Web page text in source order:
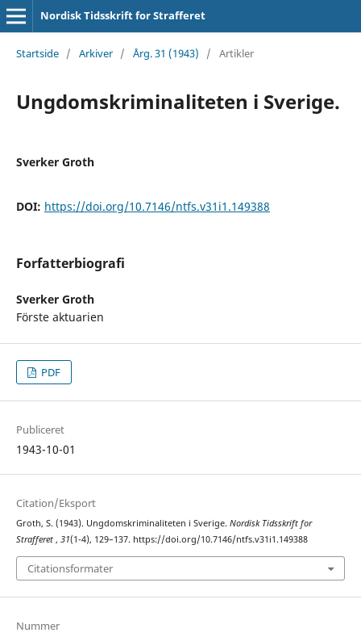
Nordisk Tidsskrift for Strafferet
Startside / Arkiver / Årg. 31 (1943) / Artikler
Ungdomskriminaliteten i Sverige.
Sverker Groth
DOI: https://doi.org/10.7146/ntfs.v31i1.149388
Forfatterbiografi
Sverker Groth
Förste aktuarien
PDF
Publiceret
1943-10-01
Citation/Eksport
Groth, S. (1943). Ungdomskriminaliteten i Sverige. Nordisk Tidsskrift for
Strafferet , 31(1-4), 129–137. https://doi.org/10.7146/ntfs.v31i1.149388
Citationsformater
Nummer